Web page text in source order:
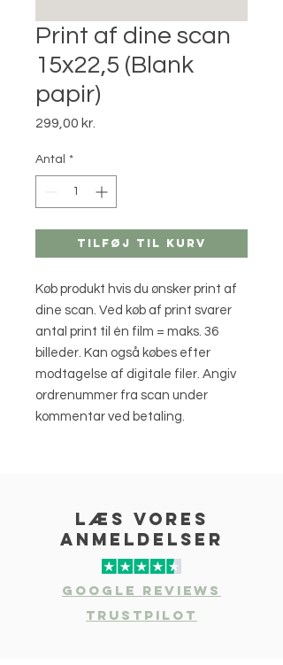
Print af dine scan
15x22,5 (Blank
papir)
299,00 kr.
Antal *
Tilføj til kurv
Køb produkt hvis du ønsker print af
dine scan. Ved køb af print svarer
antal print til én film = maks. 36
billeder. Kan også købes efter
modtagelse af digitale filer. Angiv
ordrenummer fra scan under
kommentar ved betaling.
læs vores
anmeldelser
Google Reviews
Trustpilot